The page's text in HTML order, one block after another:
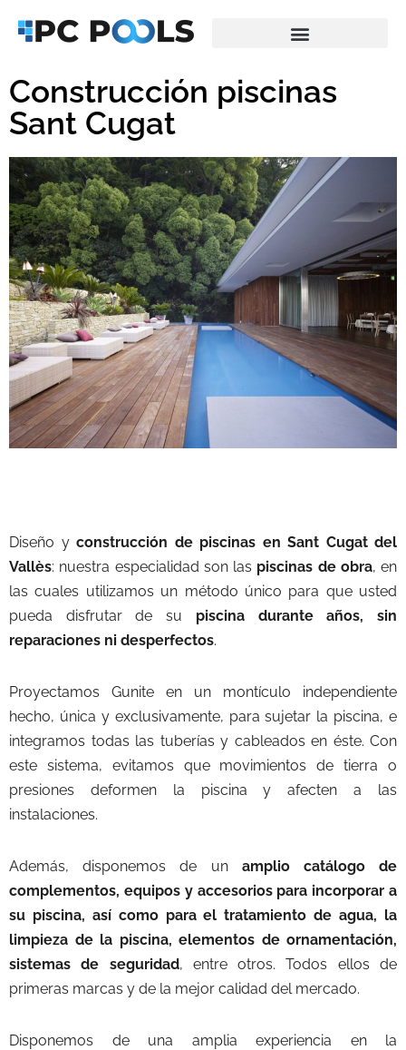
contenido
Construcción piscinas
Sant Cugat
Diseño y construcción de piscinas en Sant Cugat del
Vallès: nuestra especialidad son las piscinas de obra, en
las cuales utilizamos un método único para que usted
pueda disfrutar de su piscina durante años, sin
reparaciones ni desperfectos.
Proyectamos Gunite en un montículo independiente
hecho, única y exclusivamente, para sujetar la piscina, e
integramos todas las tuberías y cableados en éste. Con
este sistema, evitamos que movimientos de tierra o
presiones deformen la piscina y afecten a las
instalaciones.
Además, disponemos de un amplio catálogo de
complementos, equipos y accesorios para incorporar a
su piscina, así como para el tratamiento de agua, la
limpieza de la piscina, elementos de ornamentación,
sistemas de seguridad, entre otros. Todos ellos de
primeras marcas y de la mejor calidad del mercado.
Disponemos de una amplia experiencia en la